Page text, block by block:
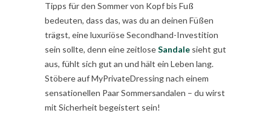
Tipps für den Sommer von Kopf bis Fuß
bedeuten, dass das, was du an deinen Füßen
trägst, eine luxuriöse Secondhand-Investition
sein sollte, denn eine zeitloseSandale sieht gut
aus, fühlt sich gut an und hält ein Leben lang.
Stöbere auf MyPrivateDressing nach einem
sensationellen Paar Sommersandalen – du wirst
mit Sicherheit begeistert sein!